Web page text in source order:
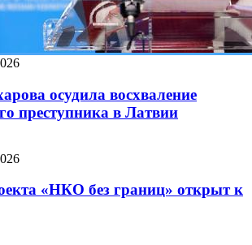
осудила восхваление
преступника в Латвии
«НКО без границ» открыт к